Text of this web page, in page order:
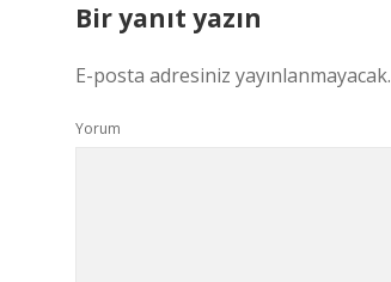
Bir yanıt yazın
E-posta adresiniz yayınlanmayacak.
Yorum